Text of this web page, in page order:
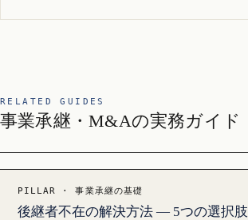
RELATED GUIDES
事業承継・M&Aの実務ガイド
PILLAR · 事業承継の基礎
後継者不在の解決方法 — 5つの選択肢